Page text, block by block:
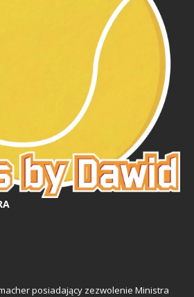
posiadający zezwolenie Ministra